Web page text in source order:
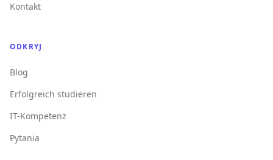
Kontakt
ODKRYJ
Blog
Erfolgreich studieren
IT-Kompetenz
Pytania